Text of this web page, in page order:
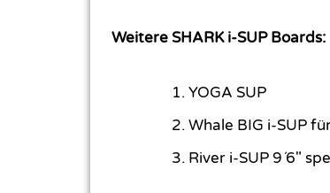
Weitere SHARK i-SUP Boards:
YOGA SUP
Whale BIG i-SUP
River i-SUP 9´6″